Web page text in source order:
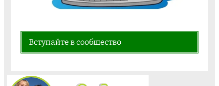
Вступайте в сообщество